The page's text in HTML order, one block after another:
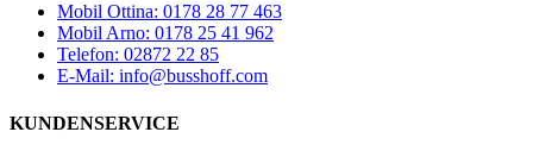
Mobil Ottina: 0178 28 77 463
Mobil Arno: 0178 25 41 962
Telefon: 02872 22 85
E-Mail: info@busshoff.com
KUNDENSERVICE